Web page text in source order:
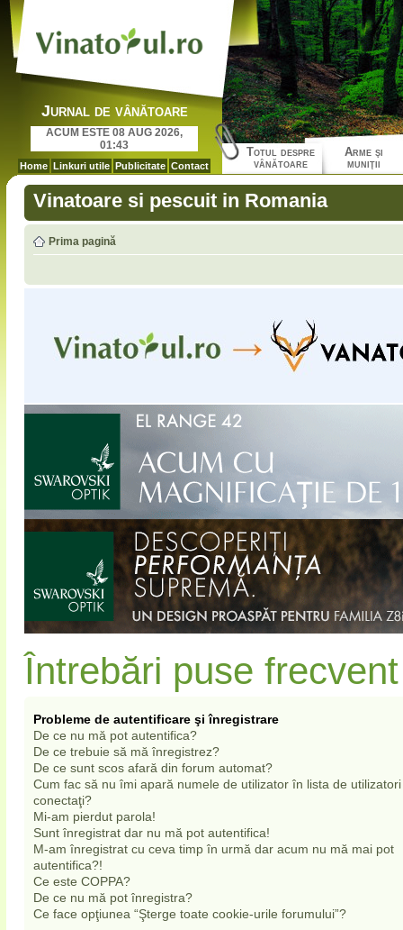
Jurnal de vânătoare
ACUM ESTE 08 AUG 2026,
01:43
Home Linkuri utile Publicitate Contact
Totul despre
vânătoare
Arme şi
muniţii
Vinatoare si pescuit in Romania
Prima pagină
Întrebări puse frecvent
Probleme de autentificare şi înregistrare
De ce nu mă pot autentifica?
De ce trebuie să mă înregistrez?
De ce sunt scos afară din forum automat?
Cum fac să nu îmi apară numele de utilizator în lista de utilizatori
conectaţi?
Mi-am pierdut parola!
Sunt înregistrat dar nu mă pot autentifica!
M-am înregistrat cu ceva timp în urmă dar acum nu mă mai pot
autentifica?!
Ce este COPPA?
De ce nu mă pot înregistra?
Ce face opţiunea “Şterge toate cookie-urile forumului”?